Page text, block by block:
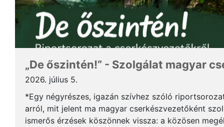
„De őszintén!” - Szolgálat magyar
2026. július 5.
*Egy négyrészes, igazán szívhez szóló
arról, mit jelent ma magyar cserkészvezetőként
ismerős érzések köszönnek vissza: a közösen